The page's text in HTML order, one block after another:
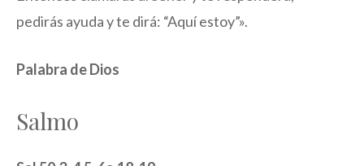
pedirás ayuda y te dirá: “Aquí estoy”».
Palabra de Dios
Salmo